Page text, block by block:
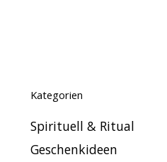
Kategorien
Spirituell & Ritual
Geschenkideen